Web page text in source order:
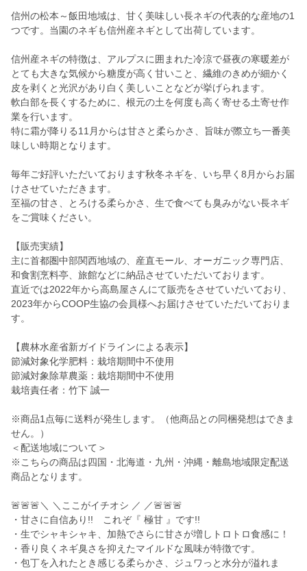
信州の松本～飯田地域は、甘く美味しい長ネギの代表的な産地の1
つです。当園のネギも信州産ネギとして出荷しています。
信州産ネギの特徴は、アルプスに囲まれた冷涼で昼夜の寒暖差が
とても大きな気候から糖度が高く甘いこと、繊維のきめが細かく
皮を剥くと光沢があり白く美しいことなどが挙げられます。
軟白部を長くするために、根元の土を何度も高く寄せる土寄せ作
業を行います。
特に霜が降りる11月からは甘さと柔らかさ、旨味が際立ち一番美
味しい時期となります。
毎年ご好評いただいております秋冬ネギを、いち早く8月からお届
けさせていただきます。
至福の甘さ、とろける柔らかさ、生で食べても臭みがない長ネギ
をご賞味ください。
【販売実績】
主に首都圏中部関西地域の、産直モール、オーガニック専門店、
和食割烹料亭、旅館などに納品させていただいております。
直近では2022年から高島屋さんにて販売をさせていだいており、
2023年からCOOP生協の会員様へお届けさせていただいておりま
す。
【農林水産省新ガイドラインによる表示】
節減対象化学肥料：栽培期間中不使用
節減対象除草農薬：栽培期間中不使用
栽培責任者：竹下 誠一
※商品1点毎に送料が発生します。（他商品との同梱発想はできま
せん。）
＜配送地域について＞
※こちらの商品は四国・北海道・九州・沖縄・離島地域限定配送
商品となります。
🚨🚨🚨＼ ＼ここがイチオシ ／ ／🚨🚨🚨
・甘さに自信あり!! これぞ『 極甘 』です!!
・生でシャキシャキ、加熱でさらに甘さが増しトロトロ食感に！
・香り良くネギ臭さを抑えたマイルドな風味が特徴です。
・包丁を入れたとき感じる柔らかさ、ジュワっと水分が溢れま